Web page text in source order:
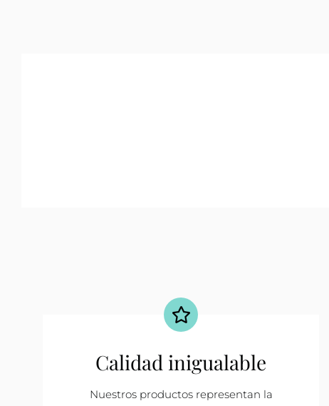
Calidad inigualable
Nuestros productos representan la